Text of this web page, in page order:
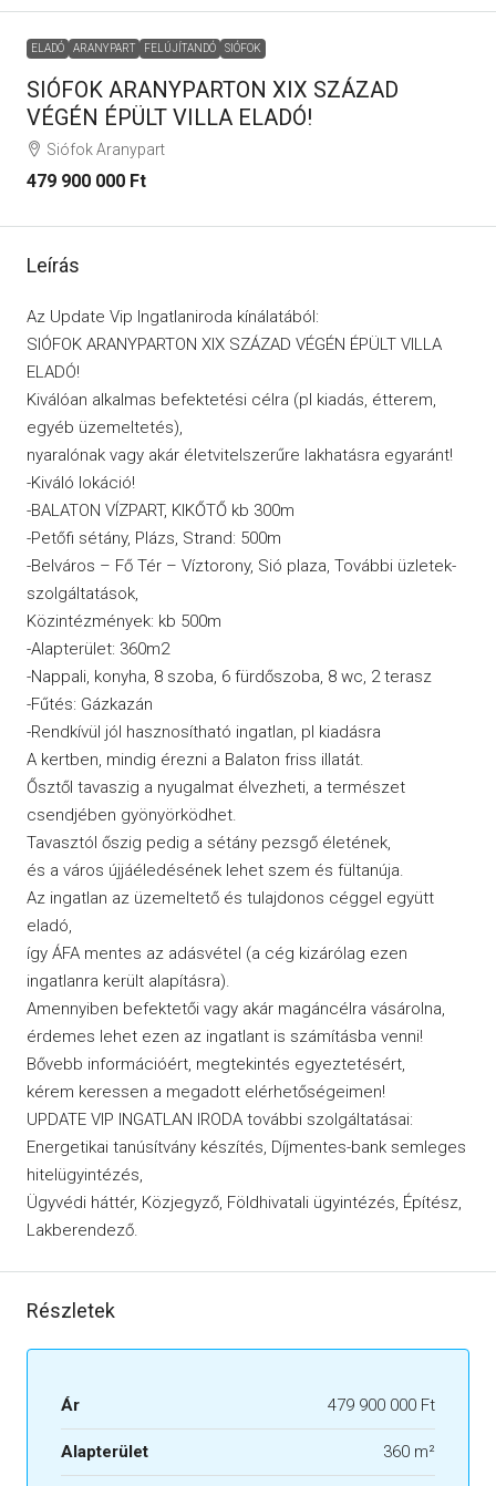
ELADÓ ARANYPART FELÚJÍTANDÓ SIÓFOK
SIÓFOK ARANYPARTON XIX SZÁZAD
VÉGÉN ÉPÜLT VILLA ELADÓ!
Siófok Aranypart
479 900 000 Ft
Leírás
Az Update Vip Ingatlaniroda kínálatából:
SIÓFOK ARANYPARTON XIX SZÁZAD VÉGÉN ÉPÜLT VILLA
ELADÓ!
Kiválóan alkalmas befektetési célra (pl kiadás, étterem,
egyéb üzemeltetés),
nyaralónak vagy akár életvitelszerűre lakhatásra egyaránt!
-Kiváló lokáció!
-BALATON VÍZPART, KIKŐTŐ kb 300m
-Petőfi sétány, Plázs, Strand: 500m
-Belváros – Fő Tér – Víztorony, Sió plaza, További üzletek-
szolgáltatások,
Közintézmények: kb 500m
-Alapterület: 360m2
-Nappali, konyha, 8 szoba, 6 fürdőszoba, 8 wc, 2 terasz
-Fűtés: Gázkazán
-Rendkívül jól hasznosítható ingatlan, pl kiadásra
A kertben, mindig érezni a Balaton friss illatát.
Ősztől tavaszig a nyugalmat élvezheti, a természet
csendjében gyönyörködhet.
Tavasztól őszig pedig a sétány pezsgő életének,
és a város újjáéledésének lehet szem és fültanúja.
Az ingatlan az üzemeltető és tulajdonos céggel együtt
eladó,
így ÁFA mentes az adásvétel (a cég kizárólag ezen
ingatlanra került alapításra).
Amennyiben befektetői vagy akár magáncélra vásárolna,
érdemes lehet ezen az ingatlant is számításba venni!
Bővebb információért, megtekintés egyeztetésért,
kérem keressen a megadott elérhetőségeimen!
UPDATE VIP INGATLAN IRODA további szolgáltatásai:
Energetikai tanúsítvány készítés, Díjmentes-bank semleges
hitelügyintézés,
Ügyvédi háttér, Közjegyző, Földhivatali ügyintézés, Építész,
Lakberendező.
Részletek
Ár 479 900 000 Ft
Alapterület 360 m²